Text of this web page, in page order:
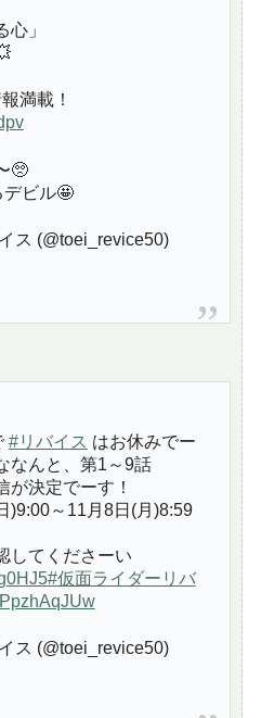
」
満載！
🥺
デビル🤩
ス (@toei_revice50)
#リバイス はお休みでー
なんと、第1～9話
が決定でーす！
)9:00～11月8日(月)8:59
してくださーい
#仮面ライダーリバ
ス (@toei_revice50)